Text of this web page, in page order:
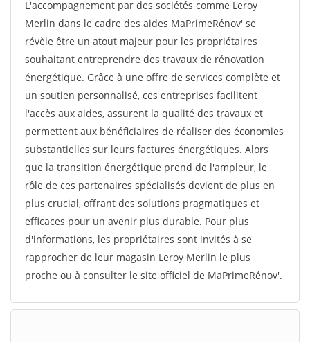
L'accompagnement par des sociétés comme Leroy
Merlin dans le cadre des aides MaPrimeRénov' se
révèle être un atout majeur pour les propriétaires
souhaitant entreprendre des travaux de rénovation
énergétique. Grâce à une offre de services complète et
un soutien personnalisé, ces entreprises facilitent
l'accès aux aides, assurent la qualité des travaux et
permettent aux bénéficiaires de réaliser des économies
substantielles sur leurs factures énergétiques. Alors
que la transition énergétique prend de l'ampleur, le
rôle de ces partenaires spécialisés devient de plus en
plus crucial, offrant des solutions pragmatiques et
efficaces pour un avenir plus durable. Pour plus
d'informations, les propriétaires sont invités à se
rapprocher de leur magasin Leroy Merlin le plus
proche ou à consulter le site officiel de MaPrimeRénov'.